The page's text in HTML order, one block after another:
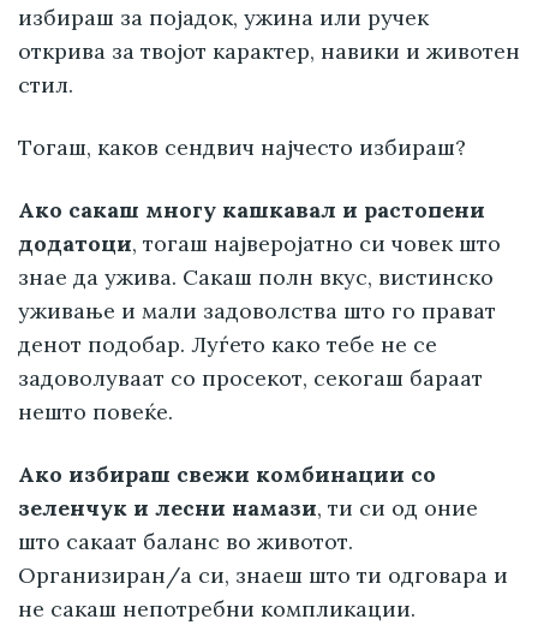
избираш за појадок, ужина или ручек
открива за твојот карактер, навики и животен
стил.
Tогаш, каков сендвич најчесто избираш?
Ако сакаш многу кашкавал и растопени
додатоци, тогаш најверојатно си човек што
знае да ужива. Сакаш полн вкус, вистинско
уживање и мали задоволства што го прават
денот подобар. Луѓето како тебе не се
задоволуваат со просекот, секогаш бараат
нешто повеќе.
Ако избираш свежи комбинации со
зеленчук и лесни намази, ти си од оние
што сакаат баланс во животот.
Организиран/а си, знаеш што ти одговара и
не сакаш непотребни компликации.